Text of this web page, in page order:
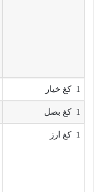
1 كغ خيار
1 كغ بصل
1 كغ ارز